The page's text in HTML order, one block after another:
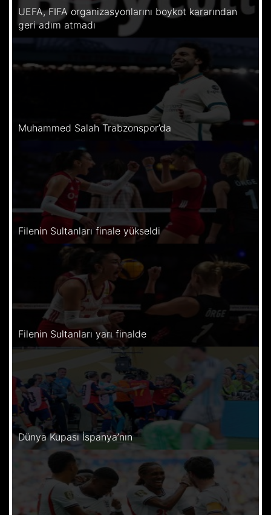
UEFA, FIFA organizasyonlarını boykot kararından
geri adım atmadı
Muhammed Salah Trabzonspor’da
Filenin Sultanları finale yükseldi
Filenin Sultanları yarı finalde
Dünya Kupası İspanya’nın